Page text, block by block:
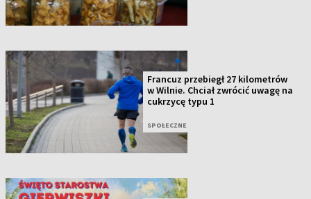
Francuz przebiegł 27 kilometrów
w Wilnie. Chciał zwrócić uwagę na
cukrzycę typu 1
SPOŁECZNE